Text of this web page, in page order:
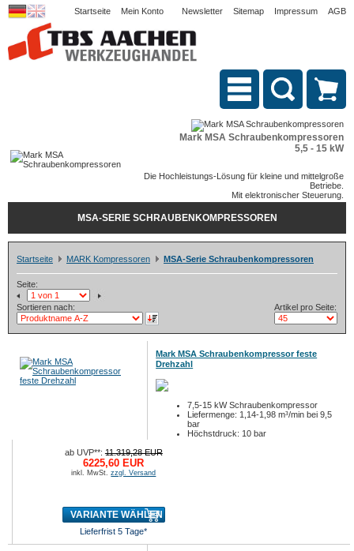
Startseite Mein Konto Newsletter Sitemap Impressum AGB
Mark MSA Schraubenkompressoren
5,5 - 15 kW
Die Hochleistungs-Lösung für kleine und mittelgroße
Betriebe.
Mit elektronischer Steuerung.
MSA-SERIE SCHRAUBENKOMPRESSOREN
Startseite MARK Kompressoren MSA-Serie Schraubenkompressoren
Seite:
Sortieren nach: Artikel pro Seite:
Mark MSA Schraubenkompressor feste
Drehzahl
7,5-15 kW Schraubenkompressor
Liefermenge: 1,14-1,98 m³/min bei 9,5
bar
Höchstdruck: 10 bar
ab UVP**:11.319,28 EUR
6225,60 EUR
inkl. MwSt.zzgl. Versand
VARIANTE WÄHLEN
Lieferfrist 5 Tage*